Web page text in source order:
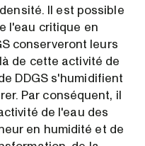
Il est possible
l'eau critique en
conserveront leurs
de cette activité de
DDGS s'humidifient
Par conséquent, il
de l'eau des
en humidité et de